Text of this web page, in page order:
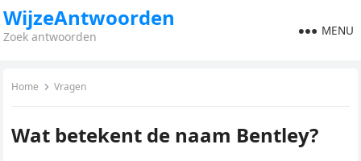
WijzeAntwoorden
Zoek antwoorden MENU
Home Vragen
Wat betekent de naam Bentley?